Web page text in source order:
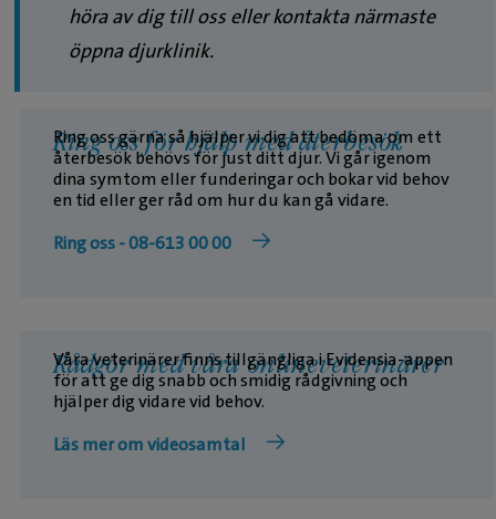
höra av dig till oss eller kontakta närmaste
öppna djurklinik.
Ring oss för hjälp med återbesök
Ring oss gärna så hjälper vi dig att bedöma om ett
återbesök behövs för just ditt djur. Vi går igenom
dina symtom eller funderingar och bokar vid behov
en tid eller ger råd om hur du kan gå vidare.
Ring oss - 08-613 00 00
Rådgör med våra onlineveterinärer
Våra veterinärer finns tillgängliga i Evidensia-appen
för att ge dig snabb och smidig rådgivning och
hjälper dig vidare vid behov.
Läs mer om videosamtal